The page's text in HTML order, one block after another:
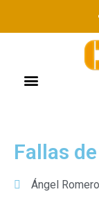
Fallas
Ángel Romero